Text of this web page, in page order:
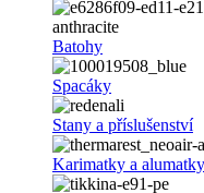
Batohy
Spacáky
Stany a příslušenství
Karimatky a alumatky